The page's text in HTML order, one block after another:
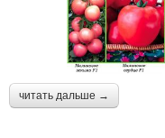
читать дальше →